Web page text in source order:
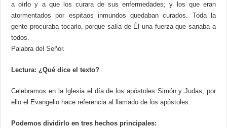
a oírlo y a que los curara de sus enfermedades; y los que eran
atormentados por espitaos inmundos quedaban curados. Toda la
gente procuraba tocarlo, porque salía de Él una fuerza que sanaba a
todos.
Palabra del Señor.
Lectura: ¿Qué dice el texto?
Celebramos en la Iglesia el día de los apóstoles Simón y Judas, por
ello el Evangelio hace referencia al llamado de los apóstoles.
Podemos dividirlo en tres hechos principales: